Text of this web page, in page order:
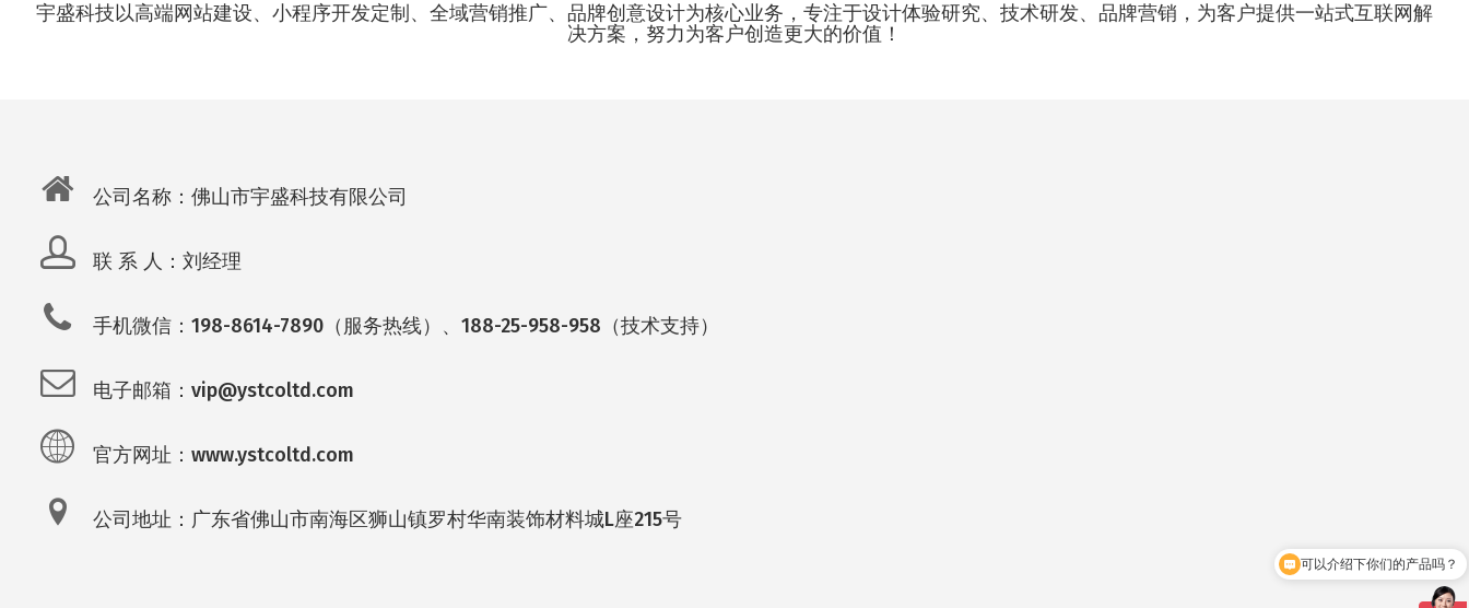
宇盛科技以高端网站建设、小程序开发定制、全域营销推广、品牌创意设计为核心业务，专注于设计体验研究、技术研发、品牌营销，为客户提供一站式互联网解
决方案，努力为客户创造更大的价值！
公司名称：佛山市宇盛科技有限公司
联 系 人：刘经理
手机微信：198-8614-7890（服务热线）、188-25-958-958（技术支持）
电子邮箱：vip@ystcoltd.com
官方网址：www.ystcoltd.com
公司地址：广东省佛山市南海区狮山镇罗村华南装饰材料城L座215号
可以介绍下你们的产品吗？